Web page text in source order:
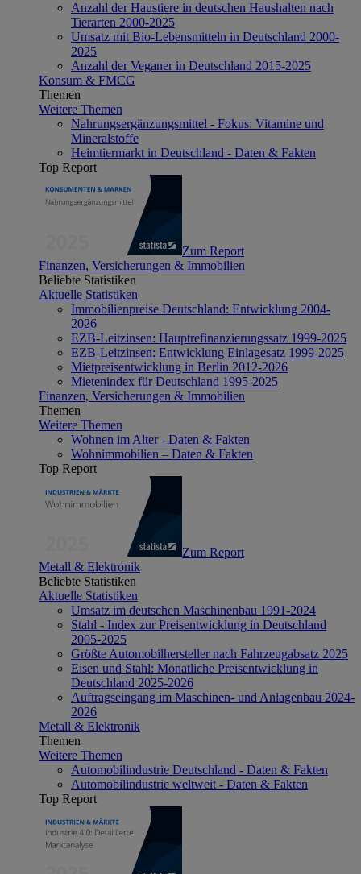
Anzahl der Haustiere in deutschen Haushalten nach
Tierarten 2000-2025
Umsatz mit Bio-Lebensmitteln in Deutschland 2000-
2025
Anzahl der Veganer in Deutschland 2015-2025
Konsum & FMCG
Themen
Weitere Themen
Nahrungsergänzungsmittel - Fokus: Vitamine und
Mineralstoffe
Heimtiermarkt in Deutschland - Daten & Fakten
Top Report
Zum Report
Finanzen, Versicherungen & Immobilien
Beliebte Statistiken
Aktuelle Statistiken
Immobilienpreise Deutschland: Entwicklung 2004-
2026
EZB-Leitzinsen: Hauptrefinanzierungssatz 1999-2025
EZB-Leitzinsen: Entwicklung Einlagesatz 1999-2025
Mietpreisentwicklung in Berlin 2012-2026
Mietenindex für Deutschland 1995-2025
Finanzen, Versicherungen & Immobilien
Themen
Weitere Themen
Wohnen im Alter - Daten & Fakten
Wohnimmobilien – Daten & Fakten
Top Report
Zum Report
Metall & Elektronik
Beliebte Statistiken
Aktuelle Statistiken
Umsatz im deutschen Maschinenbau 1991-2024
Stahl - Index zur Preisentwicklung in Deutschland
2005-2025
Größte Automobilhersteller nach Fahrzeugabsatz 2025
Eisen und Stahl: Monatliche Preisentwicklung in
Deutschland 2025-2026
Auftragseingang im Maschinen- und Anlagenbau 2024-
2026
Metall & Elektronik
Themen
Weitere Themen
Automobilindustrie Deutschland - Daten & Fakten
Automobilindustrie weltweit - Daten & Fakten
Top Report